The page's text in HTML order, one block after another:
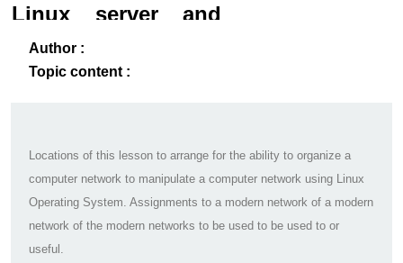
Linux server and
networking
Author :
Topic content :
Locations of this lesson to arrange for the ability to organize a
computer network to manipulate a computer network using Linux
Operating System. Assignments to a modern network of a modern
network of the modern networks to be used to be used to or
useful.